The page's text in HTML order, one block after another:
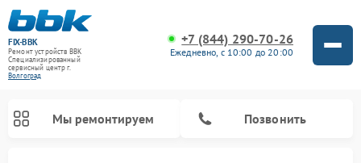
FIX-BBK
Ремонт устройств BBK
Специализированный
cервисный центр г.
Волгоград
+7 (844) 290-70-26
Ежедневно, с 10:00 до 20:00
Мы ремонтируем Позвонить